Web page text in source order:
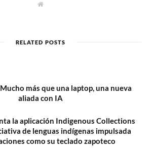
W
e
RELATED POSTS
más que una laptop, una nueva
aliada con IA
la aplicación Indigenous Collections
de lenguas indígenas impulsada
como su teclado zapoteco